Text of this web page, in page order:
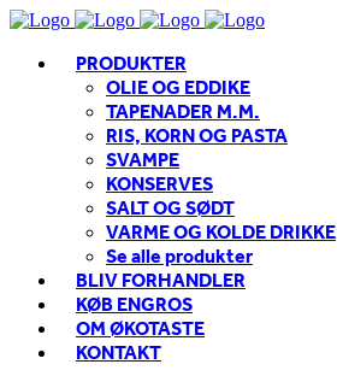
PRODUKTER
OLIE OG EDDIKE
TAPENADER M.M.
RIS, KORN OG PASTA
SVAMPE
KONSERVES
SALT OG SØDT
VARME OG KOLDE DRIKKE
Se alle produkter
BLIV FORHANDLER
KØB ENGROS
OM ØKOTASTE
KONTAKT